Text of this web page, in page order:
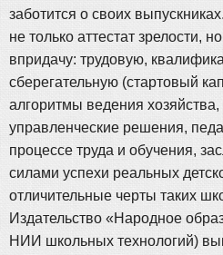
заботится о своих
не только аттестат зрелости,
впридачу: трудовую,
сберегательную (стартовый
алгоритмы ведения
управленческие решения,
процессе труда и обучения,
силами успехи реальных
отличительные черты таких
Издательство «Народное
НИИ школьных технологий)